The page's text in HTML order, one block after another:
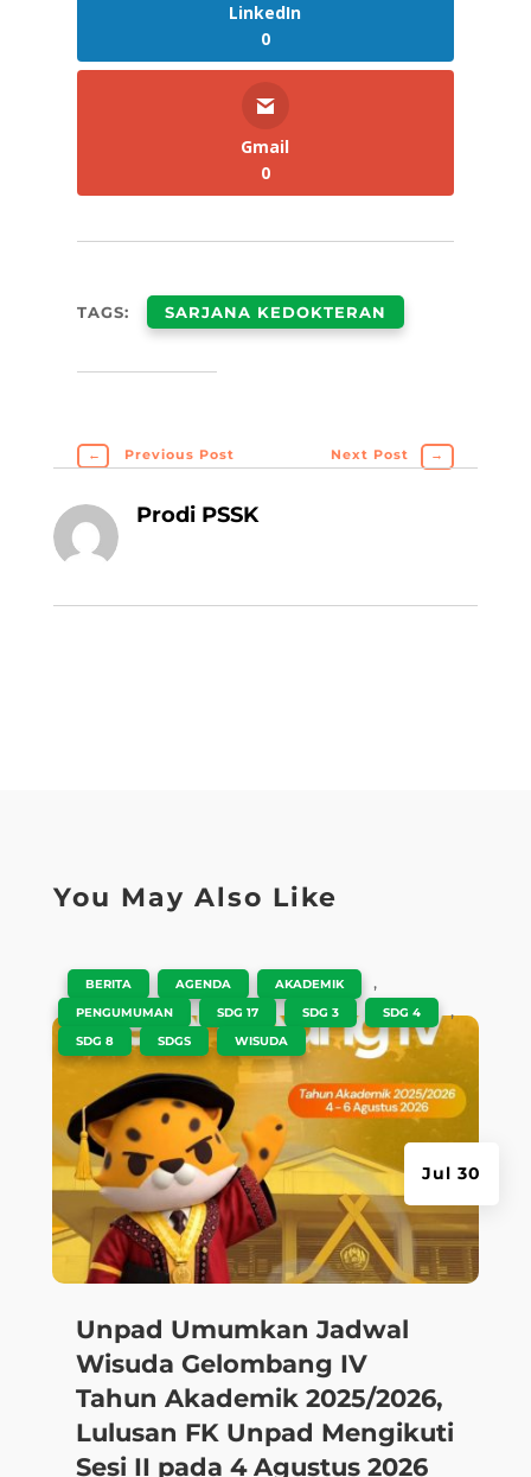
LinkedIn
0
Gmail
0
TAGS: SARJANA KEDOKTERAN
← Previous Post Next Post →
Prodi PSSK
You May Also Like
Unpad Umumkan Jadwal
Wisuda Gelombang IV
Tahun Akademik 2025/2026,
Lulusan FK Unpad Mengikuti
Sesi II pada 4 Agustus 2026
Jul 30
BERITA AGENDA AKADEMIK ,
PENGUMUMAN SDG 17 SDG 3 SDG 4 ,
SDG 8 SDGS WISUDA